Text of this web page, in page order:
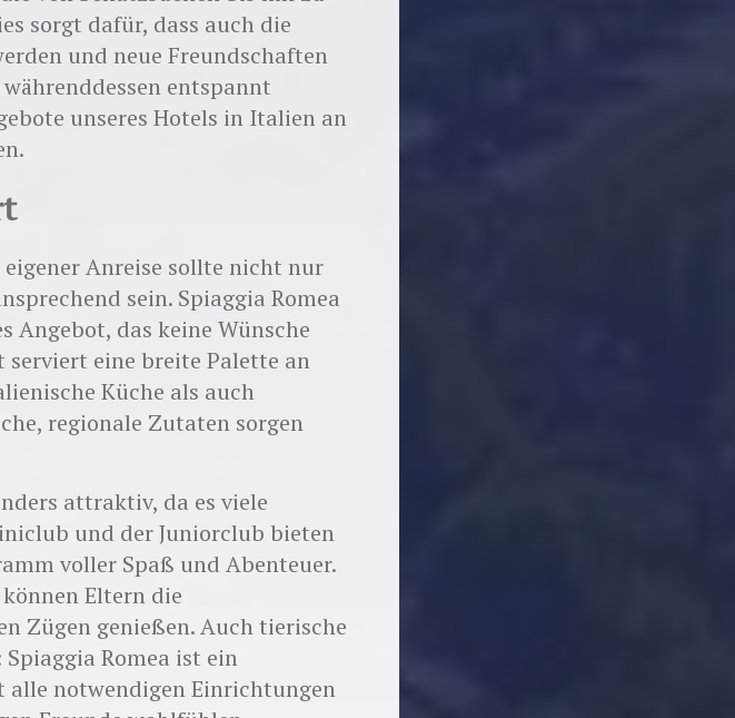
sorgt dafür, dass auch die
und neue Freundschaften
entspannt
unseres Hotels in Italien an
Anreise sollte nicht nur
sein. Spiaggia Romea
Angebot, das keine Wünsche
serviert eine breite Palette an
Küche als auch
regionale Zutaten sorgen
attraktiv, da es viele
und der Juniorclub bieten
voller Spaß und Abenteuer.
Eltern die
Zügen genießen. Auch tierische
Romea ist ein
notwendigen Einrichtungen